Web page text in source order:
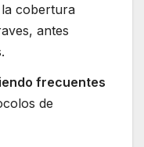
la cobertura
antes
frecuentes
de